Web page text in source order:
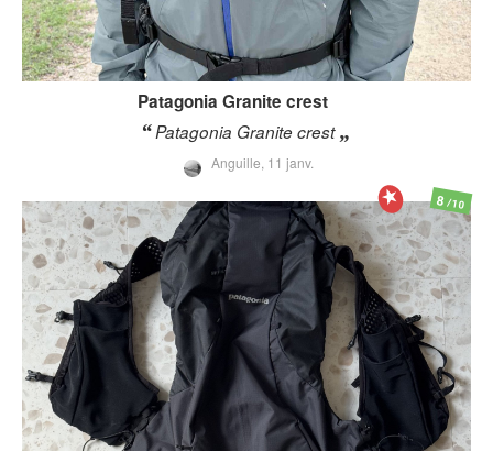
Patagonia Granite crest
Patagonia Granite crest
Anguille, 11 janv.
8/10